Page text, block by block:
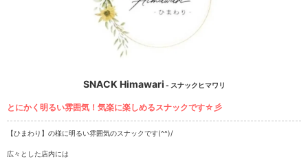
SNACK Himawari - スナックヒマワリ
とにかく明るい雰囲気！気楽に楽しめるスナックです☆彡
【ひまわり】の様に明るい雰囲気のスナックです(^^)/
広々とした店内には